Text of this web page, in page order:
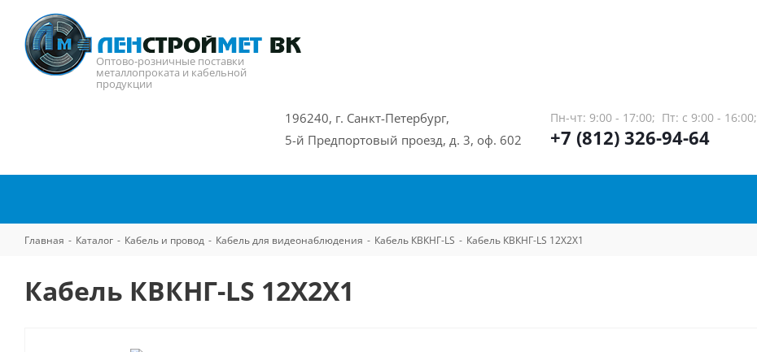
Оптово-розничные поставки
металлопроката и кабельной
продукции
196240, г. Санкт-Петербург,
5-й Предпортовый проезд, д. 3, оф. 602
Пн-чт: 9:00 - 17:00; Пт: с 9:00 - 16:00;
+7 (812) 326-94-64
Главная - Каталог - Кабель и провод - Кабель для видеонаблюдения - Кабель КВКНГ-LS - Кабель КВКНГ-LS 12Х2Х1
Кабель КВКНГ-LS 12Х2Х1